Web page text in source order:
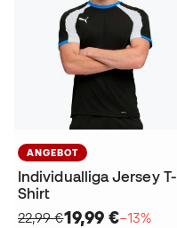
ANGEBOT
Individualliga Jersey T-
Shirt
22,99 €19,99 €−13%